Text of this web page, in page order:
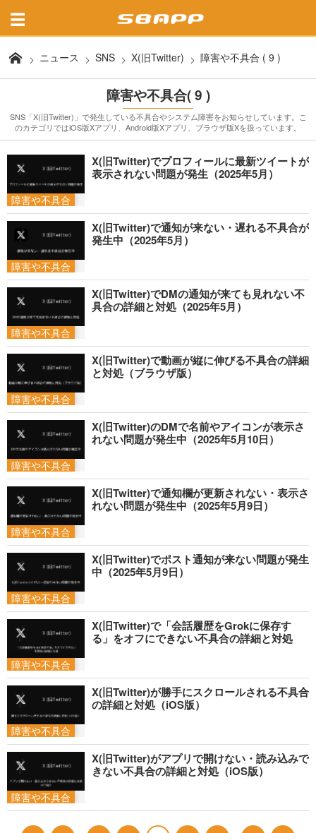
ニュース SNS X(旧Twitter) 障害や不具合 ( 9 )
障害や不具合( 9 )
SNS「X(旧Twitter)」で発生している不具合やシステム障害をお知らせしています。こ
のカテゴリではiOS版Xアプリ、Android版Xアプリ、ブラウザ版Xを扱っています。
障害や不具合
X(旧Twitter)でプロフィールに最新ツイートが
表示されない問題が発生（2025年5月）
障害や不具合
X(旧Twitter)で通知が来ない・遅れる不具合が
発生中（2025年5月）
障害や不具合
X(旧Twitter)でDMの通知が来ても見れない不
具合の詳細と対処（2025年5月）
障害や不具合
X(旧Twitter)で動画が縦に伸びる不具合の詳細
と対処（ブラウザ版）
障害や不具合
X(旧Twitter)のDMで名前やアイコンが表示さ
れない問題が発生中（2025年5月10日）
障害や不具合
X(旧Twitter)で通知欄が更新されない・表示さ
れない問題が発生中（2025年5月9日）
障害や不具合
X(旧Twitter)でポスト通知が来ない問題が発生
中（2025年5月9日）
障害や不具合
X(旧Twitter)で「会話履歴をGrokに保存す
る」をオフにできない不具合の詳細と対処
障害や不具合
X(旧Twitter)が勝手にスクロールされる不具合
の詳細と対処（iOS版）
障害や不具合
X(旧Twitter)がアプリで開けない・読み込みで
きない不具合の詳細と対処（iOS版）